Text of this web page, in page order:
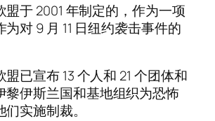
盟于 2001 年制定的，作为一项
对 9 月 11 日纽约袭击事件的
已宣布 13 个人和 21 个团体和
黎伊斯兰国和基地组织为恐怖
实施制裁。